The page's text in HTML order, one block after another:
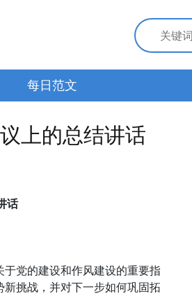
每日范文
上的总结讲话
话
党的建设和作风建设的重要指
挑战，并对下一步如何巩固拓